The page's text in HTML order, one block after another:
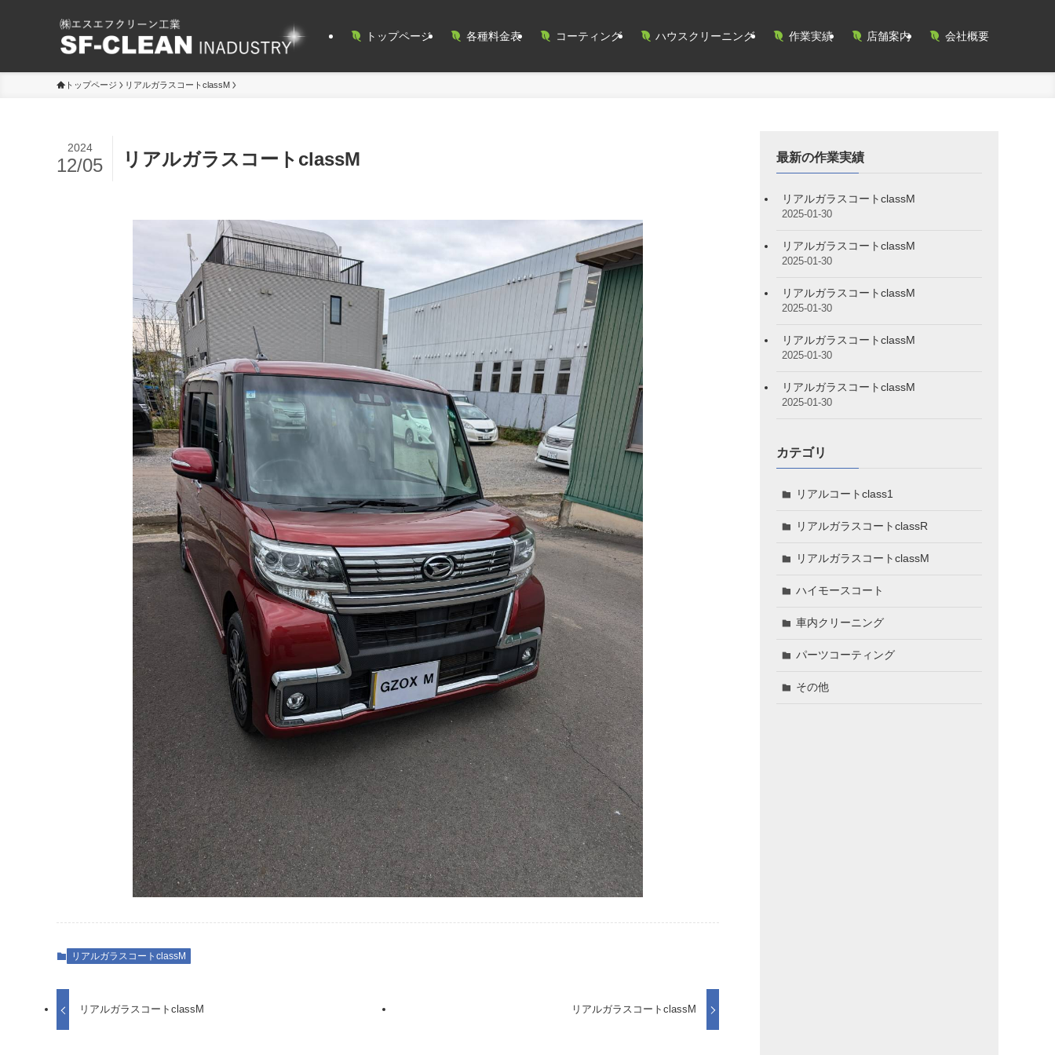
トップページ 各種料金表 コーティング ハウスクリーニング 作業実績 店舗案内 会社概要
トップページ リアルガラスコートclassM
リアルガラスコートclassM
2024
12/05
リアルガラスコートclassM
リアルガラスコートclassM リアルガラスコートclassM
最新の作業実績
リアルガラスコートclassM
2025-01-30
リアルガラスコートclassM
2025-01-30
リアルガラスコートclassM
2025-01-30
リアルガラスコートclassM
2025-01-30
リアルガラスコートclassM
2025-01-30
カテゴリ
リアルコートclass1
リアルガラスコートclassR
リアルガラスコートclassM
ハイモースコート
車内クリーニング
パーツコーティング
その他